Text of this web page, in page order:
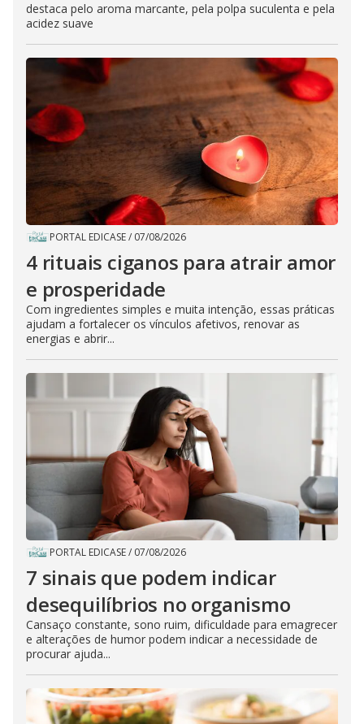
destaca pelo aroma marcante, pela polpa suculenta e pela
acidez suave
PORTAL EDICASE/ 07/08/2026
4 rituais ciganos para atrair amor
e prosperidade
Com ingredientes simples e muita intenção, essas práticas
ajudam a fortalecer os vínculos afetivos, renovar as
energias e abrir...
PORTAL EDICASE/ 07/08/2026
7 sinais que podem indicar
desequilíbrios no organismo
Cansaço constante, sono ruim, dificuldade para emagrecer
e alterações de humor podem indicar a necessidade de
procurar ajuda...